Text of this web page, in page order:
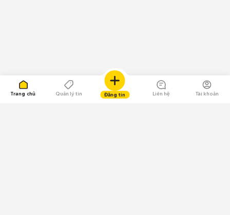
Trang chủ Quản lý tin Đăng tin Liên hệ Tài khoản